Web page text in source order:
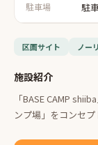
駐車場 駐
区画サイト ノー
施設紹介
「BASE CAMP
ンプ場」をコンセ